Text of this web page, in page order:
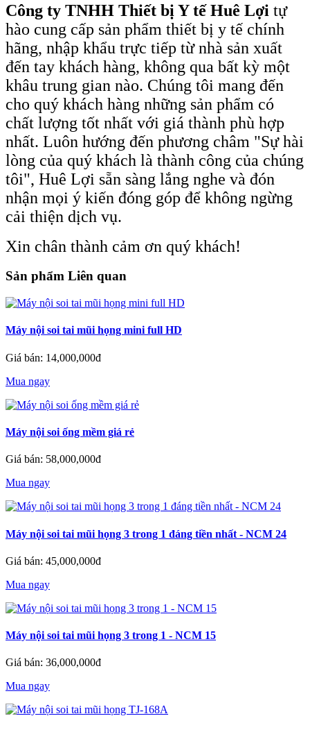
Công ty TNHH Thiết bị Y tế Huê Lợi tự
hào cung cấp sản phẩm thiết bị y tế chính
hãng, nhập khẩu trực tiếp từ nhà sản xuất
đến tay khách hàng, không qua bất kỳ một
khâu trung gian nào. Chúng tôi mang đến
cho quý khách hàng những sản phẩm có
chất lượng tốt nhất với giá thành phù hợp
nhất. Luôn hướng đến phương châm "Sự hài
lòng của quý khách là thành công của chúng
tôi", Huê Lợi sẵn sàng lắng nghe và đón
nhận mọi ý kiến đóng góp để không ngừng
cải thiện dịch vụ.
Xin chân thành cảm ơn quý khách!
Sản phẩm Liên quan
Máy nội soi tai mũi họng mini full HD
Giá bán: 14,000,000đ
Mua ngay
Máy nội soi ống mềm giá rẻ
Giá bán: 58,000,000đ
Mua ngay
Máy nội soi tai mũi họng 3 trong 1 đáng tiền nhất - NCM 24
Giá bán: 45,000,000đ
Mua ngay
Máy nội soi tai mũi họng 3 trong 1 - NCM 15
Giá bán: 36,000,000đ
Mua ngay